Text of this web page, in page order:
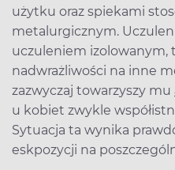
użytku oraz spiekami
metalurgicznym.
uczuleniem izolowanym,
nadwrażliwości na inne
zazwyczaj towarzyszy mu
u kobiet zwykle
Sytuacja ta wynika
eskpozycji na